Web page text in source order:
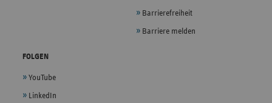
Barrierefreiheit
Barriere melden
FOLGEN
YouTube
LinkedIn